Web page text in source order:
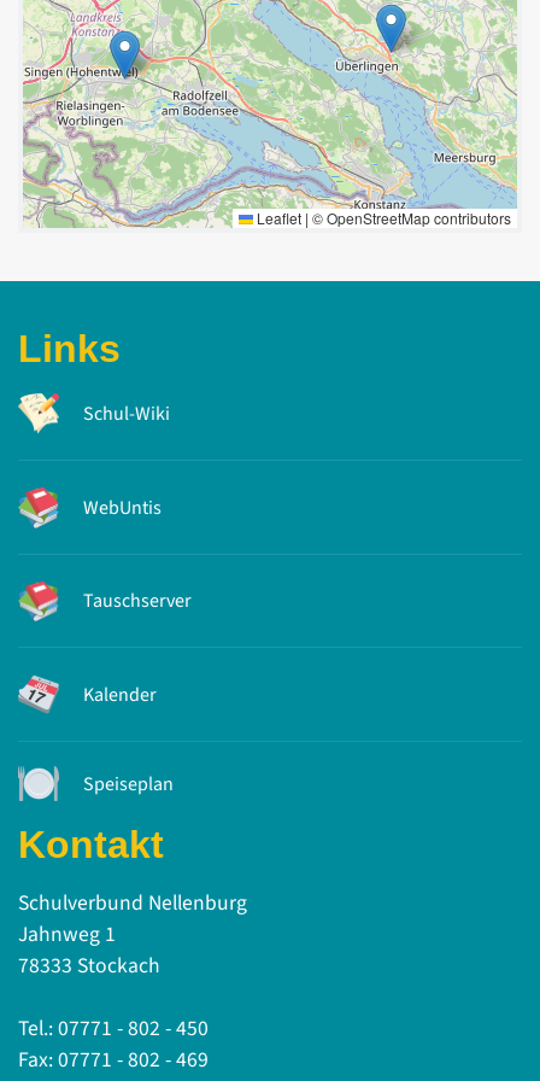
Leaflet | ©OpenStreetMapcontributors
Links
Schul-Wiki
WebUntis
Tauschserver
Kalender
Speiseplan
Kontakt
Schulverbund Nellenburg
Jahnweg 1
78333 Stockach
Tel.: 07771 - 802 - 450
Fax: 07771 - 802 - 469